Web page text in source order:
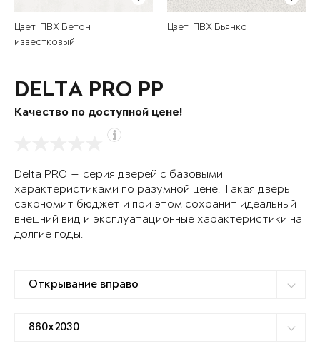
Цвет: ПВХ Бетон
известковый
Цвет: ПВХ Бьянко
DELTA PRO PP
Качество по доступной цене!
Delta PRO — серия дверей с базовыми
характеристиками по разумной цене. Такая дверь
сэкономит бюджет и при этом сохранит идеальный
внешний вид и эксплуатационные характеристики на
долгие годы.